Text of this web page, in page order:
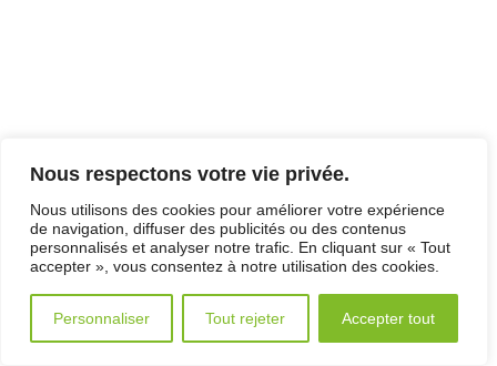
Nous respectons votre vie privée.
Nous utilisons des cookies pour améliorer votre expérience
de navigation, diffuser des publicités ou des contenus
personnalisés et analyser notre trafic. En cliquant sur « Tout
accepter », vous consentez à notre utilisation des cookies.
Personnaliser Tout rejeter Accepter tout